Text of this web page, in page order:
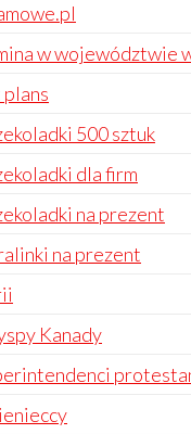
w województwie
500 sztuk
dla firm
na prezent
na prezent
Kanady